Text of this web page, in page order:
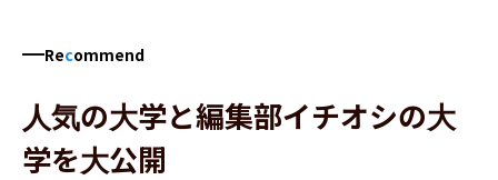
Recommend
人気の大学と編集部イチオシの大
学を大公開